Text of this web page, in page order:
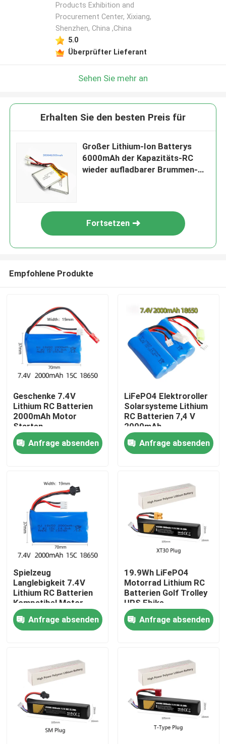
Haus
Produkte
Videos
Über uns
Fabrik-Ausflug
Qualitätskontrolle
Fordern Sie ein Zitat
Lithium Ion Battery Cells
Products Exhibition and
Procurement Center, Xixiang,
Shenzhen, China ,China
5.0
Überprüfter Lieferant
Sehen Sie mehr an
Erhalten Sie den besten Preis für
Großer Lithium-Ion Batterys
6000mAh der Kapazitäts-RC
wieder aufladbarer Brummen-
Fortsetzen
Empfohlene Produkte
Geschenke 7.4V
Lithium RC Batterien
2000mAh Motor
Starten
Langzeitzyklus Li-
IonenAnfrage absenden
LiFePO4 Elektroroller
Solarsysteme Lithium
RC Batterien 7,4 V
2000mAh
Anfrage absenden
Spielzeug
Langlebigkeit 7.4V
Lithium RC Batterien
Kompatibel Motor
Start 2000mAh
Anfrage absenden
19.9Wh LiFePO4
Motorrad Lithium RC
Batterien Golf Trolley
UPS Ebike
Anfrage absenden